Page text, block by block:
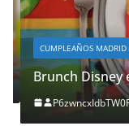
CUMPLEAÑOS MADRID
Brunch Disney